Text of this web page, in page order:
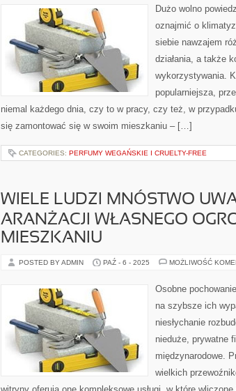
Dużo wolno
oznajmić o
siebie nawzajem
działania, a także
wykorzystywania.
popularniejsza,
niemal każdego dnia, czy to w pracy, czy też, w
się zamontować się w swoim mieszkaniu – […]
CATEGORIES: PERFUMY WEGAŃSKIE I CRUELTY-FREE
WIELE LUDZI MNÓSTWO
ARANŻACJI WŁASNEGO
MIESZKANIU
POSTED BY ADMIN PAŹ - 6 - 2025 MOŻLIWOŚĆ
Osobne
na szybsze ich
niesłychanie
nieduże, prywatne
międzynarodowe.
wielkich